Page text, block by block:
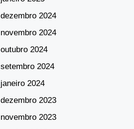
dezembro 2024
novembro 2024
outubro 2024
setembro 2024
janeiro 2024
dezembro 2023
novembro 2023